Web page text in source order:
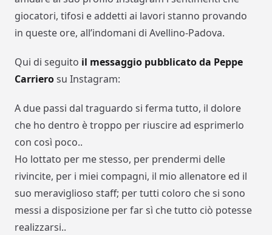
giocatori, tifosi e addetti ai lavori stanno provando
in queste ore, all’indomani di Avellino-Padova.
Qui di seguito il messaggio pubblicato da Peppe
Carrierosu Instagram:
A due passi dal traguardo si ferma tutto, il dolore
che ho dentro è troppo per riuscire ad esprimerlo
con così poco..
Ho lottato per me stesso, per prendermi delle
rivincite, per i miei compagni, il mio allenatore ed il
suo meraviglioso staff; per tutti coloro che si sono
messi a disposizione per far sì che tutto ciò potesse
realizzarsi..